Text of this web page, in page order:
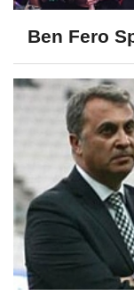
Ben Fero